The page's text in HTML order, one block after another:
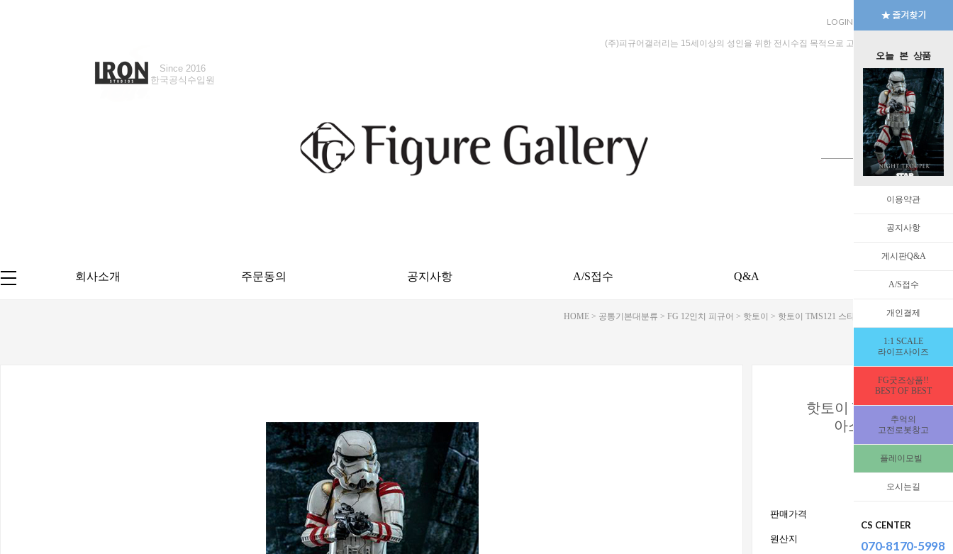
오늘 본 상품
이용약관
공지사항
게시판Q&A
A/S접수
개인결제
1:1 SCALE
라이프사이즈
FG굿즈상품!!
BEST OF BEST
추억의
고전로봇창고
플레이모빌
오시는길
CS CENTER
070-8170-5998
LOGIN JOIN MYPAGE
Since 2016
한국공식수입원
Since 2018
한국공식수입원
(주)피규어갤러리는 15세이상의 성인을 위한 전시수집 목적으로 고안된 수입판매 전문 법인
회사소개 주문동의 공지사항 A/S접수 Q&A
HOME > 공통기본대분류 > FG 12인치 피규어 > 핫토이 > 핫토이 TMS121 스타워즈 아소카 나이트 트루
핫토이 TMS121 스타
아소카 나이트 트
즉시발송됩
판매가격
원산지